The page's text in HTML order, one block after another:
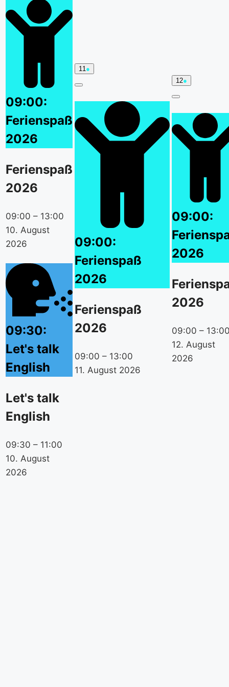
09:00:
Ferienspaß
2026
Ferienspaß
2026
09:00 – 13:00
10. August
2026
09:30:
Let's talk
English
Let's talk
English
09:30 – 11:00
10. August
2026
11 11.
August
●
event
Close
09:00:
Ferienspaß
2026
Ferienspaß
2026
09:00 – 13:00
11. August 2026
1212.
August
●
event
Close
09:00:
2026
2026
09:00 –
12. August
2026